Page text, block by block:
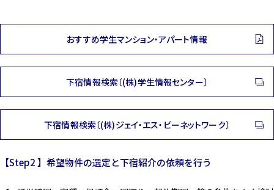
おすすめ学生マンション・アパート情報
下宿情報検索〔(株)学生情報センター〕
下宿情報検索〔(株)ジェイ・エス・ビーネットワーク〕
【Step2 】希望物件の選定と下宿紹介の依頼を行う